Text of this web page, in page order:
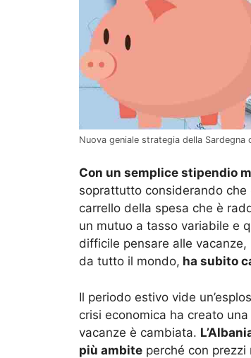
Nuova geniale strategia della
Con un semplice stipendio
soprattutto considerando
carrello della spesa che è
un mutuo a tasso variabile e
difficile pensare alle vacanze,
da tutto il mondo, ha subito
Il periodo estivo vide
crisi economica ha creato
vacanze è cambiata.
più ambite perché con